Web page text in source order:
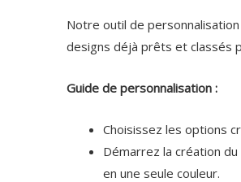
Notre outil de
designs déjà prêts et classés
Guide de personnalisation :
Choisissez les options
Démarrez la création du
en une seule couleur.